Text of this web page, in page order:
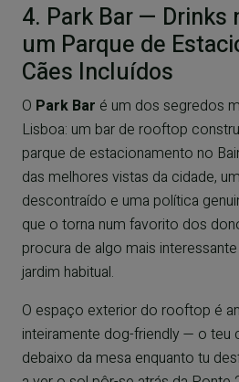
4. Park Bar — Drinks
um Parque de
Cães Incluídos
O Park Bar é um dos segredos
Lisboa: um bar de rooftop
parque de estacionamento no
das melhores vistas da cidade,
descontraído e uma política
que o torna num favorito dos
procura de algo mais
jardim habitual.
O espaço exterior do rooftop é
inteiramente dog-friendly — o teu
debaixo da mesa enquanto tu